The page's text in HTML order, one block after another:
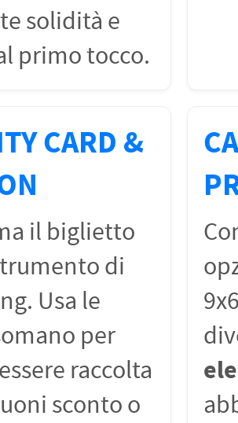
solidità e
primo tocco.
CARD &
il biglietto
di
Usa le
per
raccolta
sconto o